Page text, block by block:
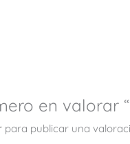
en valorar
para publicar una